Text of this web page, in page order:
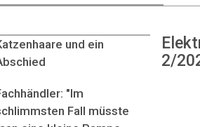
2/
und ein
"Im
Fall müsste